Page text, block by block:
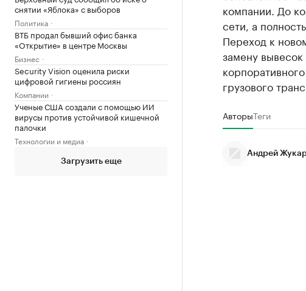
снятии «Яблока» с выборов
Политика
ВТБ продал бывший офис банка
«Открытие» в центре Москвы
Бизнес
Security Vision оценила риски
цифровой гигиены россиян
Компании
Ученые США создали с помощью ИИ
вирусы против устойчивой кишечной
палочки
Технологии и медиа
Загрузить еще
компании. До
сети, а
Переход к
замену
грузового
АвторыТеги
Андрей